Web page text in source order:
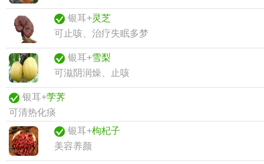
银耳+灵芝
可止咳、治疗失眠多梦
银耳+雪梨
可滋阴润燥、止咳
银耳+茡荠
可清热化痰
银耳+枸杞子
美容养颜